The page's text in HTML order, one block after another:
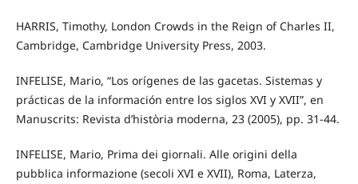
HARRIS, Timothy, London Crowds in the Reign of Charles II,
Cambridge, Cambridge University Press, 2003.
INFELISE, Mario, “Los orígenes de las gacetas. Sistemas y
prácticas de la información entre los siglos XVI y XVII”, en
Manuscrits: Revista d’història moderna, 23 (2005), pp. 31-44.
INFELISE, Mario, Prima dei giornali. Alle origini della
pubblica informazione (secoli XVI e XVII), Roma, Laterza,